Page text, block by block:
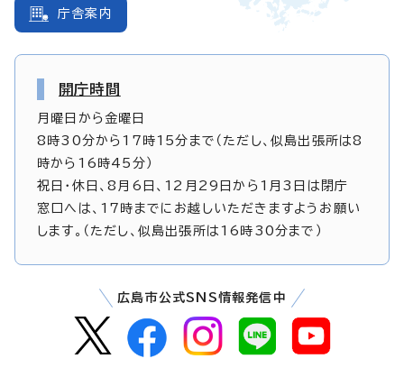
庁舎案内
開庁時間
月曜日から金曜日
8時30分から17時15分まで（ただし、似島出張所は8
時から16時45分）
祝日・休日、8月6日、12月29日から1月3日は閉庁
窓口へは、17時までにお越しいただきますようお願い
します。（ただし、似島出張所は16時30分まで）
広島市公式SNS情報発信中